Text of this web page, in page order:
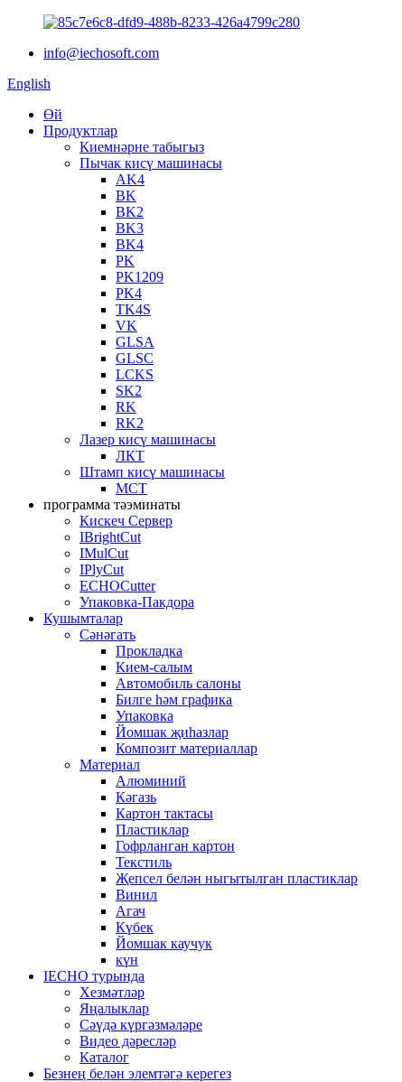
info@iechosoft.com
English
Өй
Продуктлар
Киемнәрне табыгыз
Пычак кисү машинасы
AK4
BK
BK2
BK3
BK4
PK
PK1209
PK4
TK4S
VK
GLSA
GLSC
LCKS
SK2
RK
RK2
Лазер кисү машинасы
ЛКТ
Штамп кисү машинасы
MCT
программа тәэминаты
Кискеч Сервер
IBrightCut
IMulCut
IPlyCut
ECHOCutter
Упаковка-Пакдора
Кушымталар
Сәнәгать
Прокладка
Кием-салым
Автомобиль салоны
Билге һәм графика
Упаковка
Йомшак җиһазлар
Композит материаллар
Материал
Алюминий
Кәгазь
Картон тактасы
Пластиклар
Гофрланган картон
Текстиль
Җепсел белән ныгытылган пластиклар
Винил
Агач
Күбек
Йомшак каучук
күн
IECHO турында
Хезмәтләр
Яңалыклар
Сәүдә күргәзмәләре
Видео дәресләр
Каталог
Безнең белән элемтәгә керегез